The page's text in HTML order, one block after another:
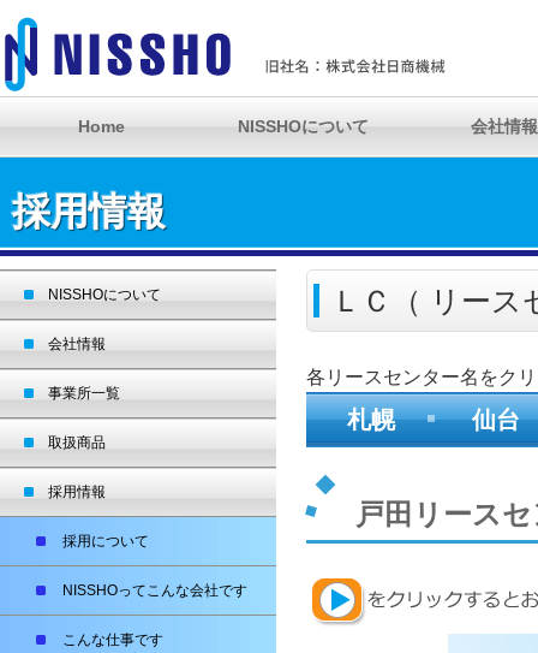
Home NISSHOについて 会社情報
採用情報
NISSHOについて
会社情報
事業所一覧
取扱商品
採用情報
採用について
NISSHOってこんな会社です
こんな仕事です
ＬＣ（ リー
各リースセンター名をク
札幌 仙台
戸田リース